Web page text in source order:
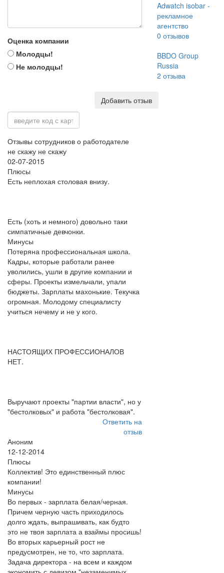
Оценка компании
Молодцы!
Не молодцы!
Добавить отзыв
Отзывы сотрудников о работодателе
не скажу не скажу
02-07-2015
Плюсы
Есть неплохая столовая внизу.
Есть (хоть и немного) довольно таки
симпатичные девчонки.
Минусы
Потеряна профессиональная школа.
Кадры, которые работали ранее
уволились, ушли в другие компании и
сферы. Проекты измельчали, упали
бюджеты. Зарплаты махонькие. Текучка
огромная. Молодому специалисту
учиться нечему и не у кого.
НАСТОЯЩИХ ПРОФЕССИОНАЛОВ
НЕТ.
Выручают проекты "партии власти", но у
"бестолковых" и работа "бестолковая".
Ответить на
отзыв
Аноним
12-12-2014
Плюсы
Коллектив! Это единственный плюс
компании!
Минусы
Во первых - зарплата белая/черная.
Причем черную часть приходилось
долго ждать, выпрашивать, как будто
это не твоя зарплата а взаймы просишь!
Во вторых карьерный рост не
предусмотрен, не то, что зарплата.
Задача директора - на всем и каждом
Adwatch isobar -
рекламное
агентство
0 отзывов
BBDO Group
Russia
2 отзыва